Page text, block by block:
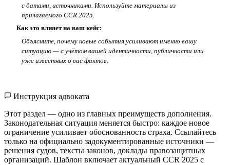
с датами, источниками. Используйте материалы из
прилагаемого CCR 2025.
Как это влияет на ваш кейс:
Объясните, почему новые события усиливают именно вашу
ситуацию — с учётом вашей идентичности, публичности или
уже известных о вас фактов.
Инструкция адвоката
Этот раздел — одно из главных преимуществ дополнения.
Законодательная ситуация меняется быстро: каждое новое
ограничение усиливает обоснованность страха. Ссылайтесь
только на официально задокументированные источники —
решения судов, тексты законов, доклады правозащитных
организаций. Шаблон включает актуальный CCR 2025 с